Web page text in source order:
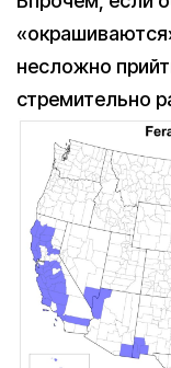
несложно
стремительно